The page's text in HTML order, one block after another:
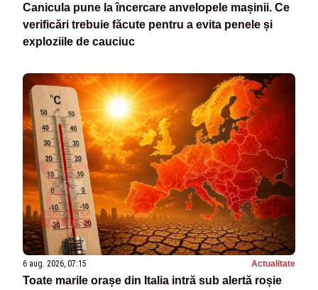
Canicula pune la încercare anvelopele mașinii. Ce
verificări trebuie făcute pentru a evita penele și
exploziile de cauciuc
6 aug. 2026, 07:15 Actualitate
Toate marile orașe din Italia intră sub alertă roșie